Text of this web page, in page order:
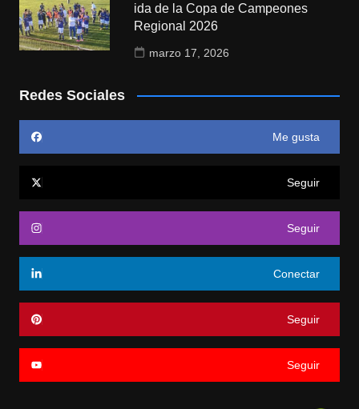
ida de la Copa de Campeones
Regional 2026
marzo 17, 2026
Redes Sociales
Me gusta
Seguir
Seguir
Conectar
Seguir
Seguir